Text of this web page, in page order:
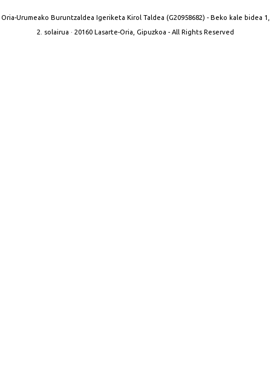
Oria-Urumeako Buruntzaldea Igeriketa Kirol Taldea (G20958682) - Beko kale bidea 1,
2. solairua · 20160 Lasarte-Oria, Gipuzkoa - All Rights Reserved